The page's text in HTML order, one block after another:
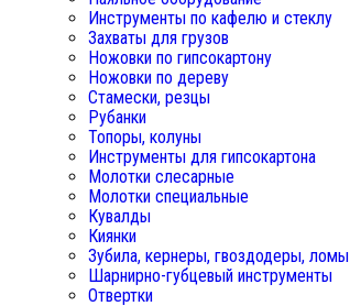
Инструменты по кафелю и стеклу
Захваты для грузов
Ножовки по гипсокартону
Ножовки по дереву
Стамески, резцы
Рубанки
Топоры, колуны
Инструменты для гипсокартона
Молотки слесарные
Молотки специальные
Кувалды
Киянки
Зубила, кернеры, гвоздодеры, ломы
Шарнирно-губцевый инструменты
Отвертки